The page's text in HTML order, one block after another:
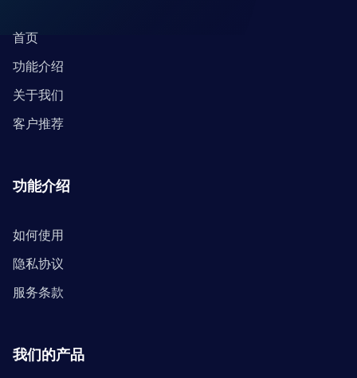
首页
功能介绍
关于我们
客户推荐
功能介绍
如何使用
隐私协议
服务条款
我们的产品